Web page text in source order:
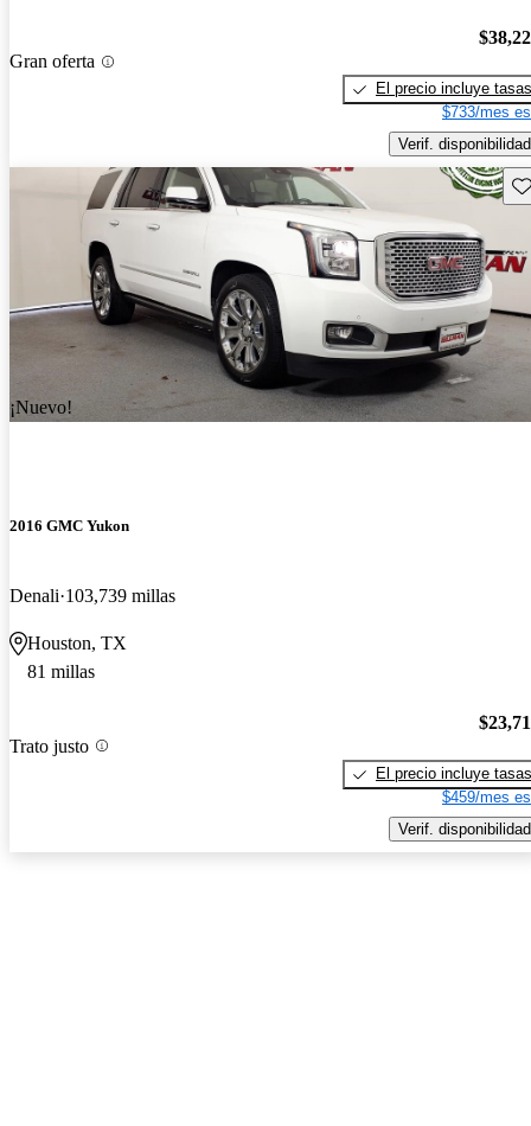
Gran oferta
El precio incluye tasas
$733/mes
Verif. disponibilidad
¡Nuevo!
2016 GMC Yukon
Denali 103,739 millas
Houston, TX
81 millas
Trato justo
El precio incluye tasas
$459/mes
Verif. disponibilidad